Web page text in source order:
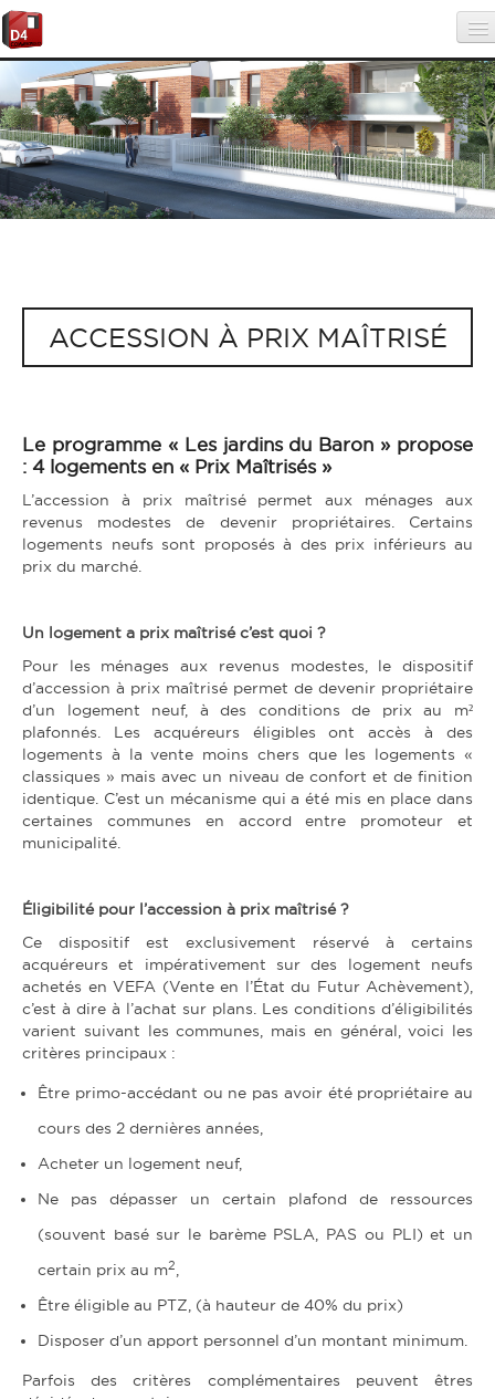
Les Jardins du Baron
Menu principal
Aller au contenu principal
Aller au contenu secondaire
LES JARDINS DU BARON
PROMOTEUR
ACCESSION À PRIX MAÎTRISÉ
Le programme « Les jardins du Baron » propose
: 4 logements en « Prix Maîtrisés »
L’accession à prix maîtrisé permet aux ménages aux
revenus modestes de devenir propriétaires. Certains
logements neufs sont proposés à des prix inférieurs au
prix du marché.
Un logement a prix maîtrisé c’est quoi ?
Pour les ménages aux revenus modestes, le dispositif
d’accession à prix maîtrisé permet de devenir propriétaire
d’un logement neuf, à des conditions de prix au m²
plafonnés. Les acquéreurs éligibles ont accès à des
logements à la vente moins chers que les logements «
classiques » mais avec un niveau de confort et de finition
identique. C’est un mécanisme qui a été mis en place dans
certaines communes en accord entre promoteur et
municipalité.
Éligibilité pour l’accession à prix maîtrisé ?
Ce dispositif est exclusivement réservé à certains
acquéreurs et impérativement sur des logement neufs
achetés en VEFA (Vente en l’État du Futur Achèvement),
c’est à dire à l’achat sur plans. Les conditions d’éligibilités
varient suivant les communes, mais en général, voici les
critères principaux :
Être primo-accédant ou ne pas avoir été propriétaire au
cours des 2 dernières années,
Acheter un logement neuf,
Ne pas dépasser un certain plafond de ressources
(souvent basé sur le barème PSLA, PAS ou PLI) et un
certain prix au m2,
Être éligible au PTZ, (à hauteur de 40% du prix)
Disposer d’un apport personnel d’un montant minimum.
Parfois des critères complémentaires peuvent êtres